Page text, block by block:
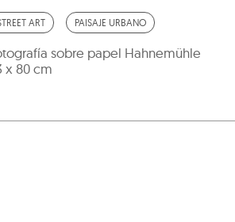
ART PAISAJE URBANO
sobre papel Hahnemühle
x 80 cm